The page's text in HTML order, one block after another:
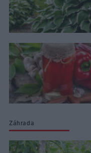
Záhrada